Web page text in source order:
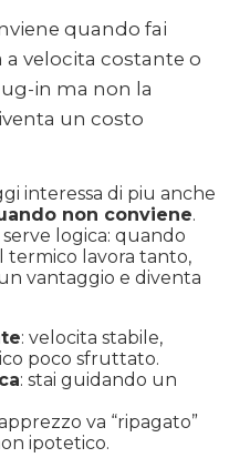
quando fai
velocita costante o
in ma non la
un costo
interessa di piu anche
non conviene.
logica: quando
termico lavora tanto,
vantaggio e diventa
: velocita stabile,
poco sfruttato.
: stai guidando un
va “ripagato”
ipotetico.